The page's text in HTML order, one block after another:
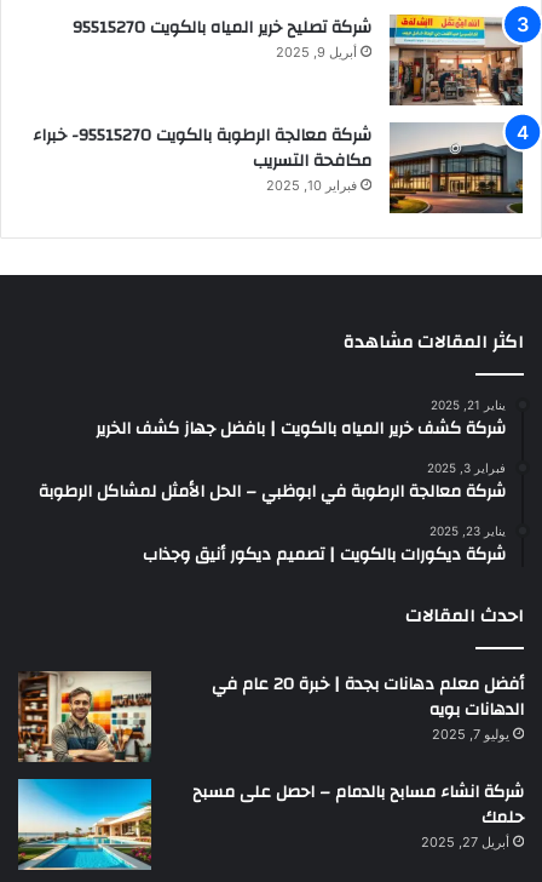
شركة تصليح خرير المياه بالكويت 95515270
أبريل 9, 2025
شركة معالجة الرطوبة بالكويت 95515270- خبراء
مكافحة التسريب
فبراير 10, 2025
اكثر المقالات مشاهدة
يناير 21, 2025
شركة كشف خرير المياه بالكويت | بافضل جهاز كشف الخرير
فبراير 3, 2025
شركة معالجة الرطوبة في ابوظبي – الحل الأمثل لمشاكل الرطوبة
يناير 23, 2025
شركة ديكورات بالكويت | تصميم ديكور أنيق وجذاب
احدث المقالات
أفضل معلم دهانات بجدة | خبرة 20 عام في
الدهانات بويه
يوليو 7, 2025
شركة انشاء مسابح بالدمام – احصل على مسبح
حلمك
أبريل 27, 2025